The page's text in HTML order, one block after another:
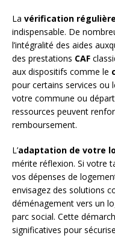
La vérification
indispensable. De
l’intégralité des aides
des prestations CAF
aux dispositifs comme le
pour certains services ou
votre commune ou
ressources peuvent
remboursement.
L’adaptation de votre
mérite réflexion. Si votre
vos dépenses de
envisagez des solutions
déménagement vers un
parc social. Cette
significatives pour